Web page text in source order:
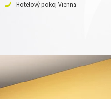
Hotelový pokoj Vienna